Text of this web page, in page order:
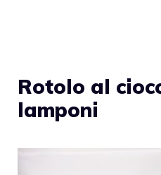
Rotolo al
lamponi